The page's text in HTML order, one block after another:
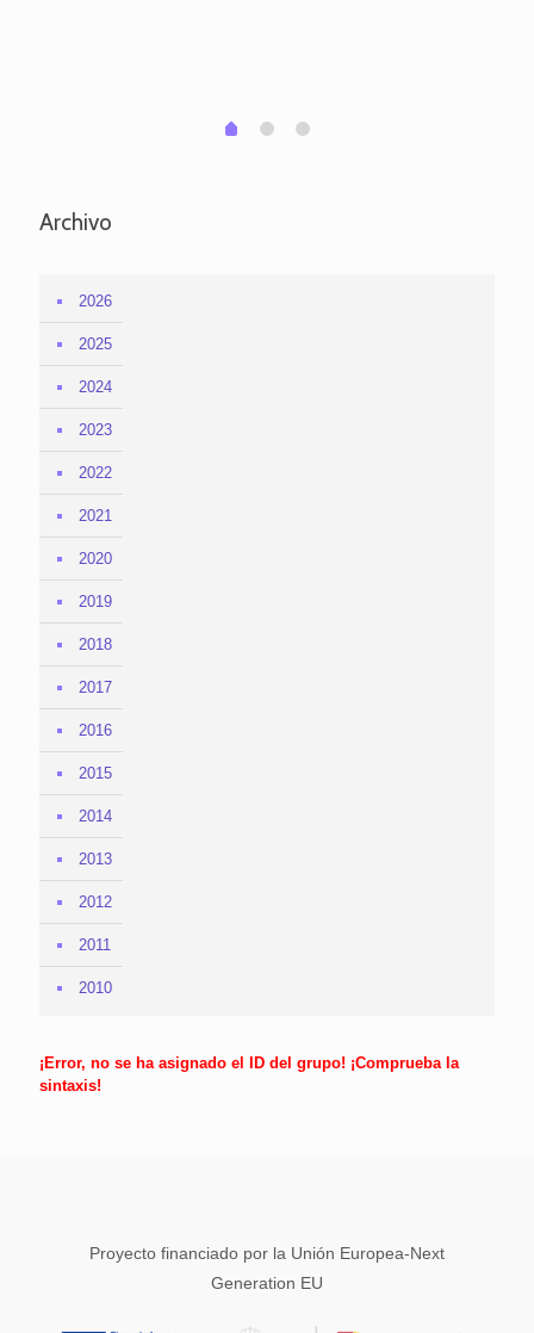
0 1 2
Archivo
2026
2025
2024
2023
2022
2021
2020
2019
2018
2017
2016
2015
2014
2013
2012
2011
2010
¡Error, no se ha asignado el ID del grupo! ¡Comprueba la
sintaxis!
Proyecto financiado por la Unión Europea-Next
Generation EU